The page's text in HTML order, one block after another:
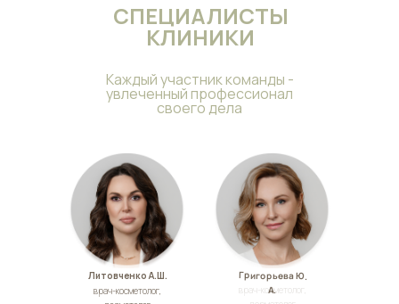
СПЕЦИАЛИСТЫ
КЛИНИКИ
Каждый участник команды -
увлеченный профессионал
своего дела
врач-косметолог,
Григорьева Ю.
А.
Литовченко А.Ш.
врач-косметолог,